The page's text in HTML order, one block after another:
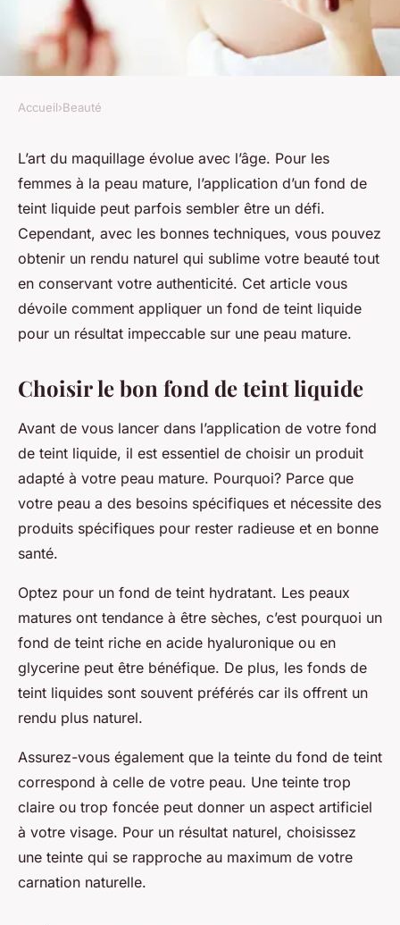
Comment appliquer un fond
de teint liquide pour un rendu
naturel sur une peau mature?
Maxime •8 avril 2024•6 min de lecture
Accueil›Beauté
L’art du maquillage évolue avec l’âge. Pour les
femmes à la peau mature, l’application d’un fond de
teint liquide peut parfois sembler être un défi.
Cependant, avec les bonnes techniques, vous pouvez
obtenir un rendu naturel qui sublime votre beauté tout
en conservant votre authenticité. Cet article vous
dévoile comment appliquer un fond de teint liquide
pour un résultat impeccable sur une peau mature.
Choisir le bon fond de teint liquide
Avant de vous lancer dans l’application de votre fond
de teint liquide, il est essentiel de choisir un produit
adapté à votre peau mature. Pourquoi? Parce que
votre peau a des besoins spécifiques et nécessite des
produits spécifiques pour rester radieuse et en bonne
santé.
Optez pour un fond de teint hydratant. Les peaux
matures ont tendance à être sèches, c’est pourquoi un
fond de teint riche en acide hyaluronique ou en
glycerine peut être bénéfique. De plus, les fonds de
teint liquides sont souvent préférés car ils offrent un
rendu plus naturel.
Assurez-vous également que la teinte du fond de teint
correspond à celle de votre peau. Une teinte trop
claire ou trop foncée peut donner un aspect artificiel
à votre visage. Pour un résultat naturel, choisissez
une teinte qui se rapproche au maximum de votre
carnation naturelle.